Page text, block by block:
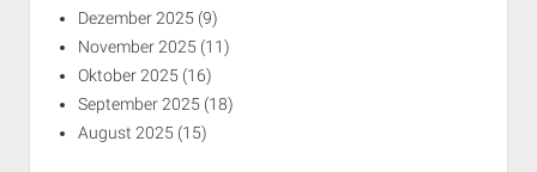
Dezember 2025 (9)
November 2025 (11)
Oktober 2025 (16)
September 2025 (18)
August 2025 (15)